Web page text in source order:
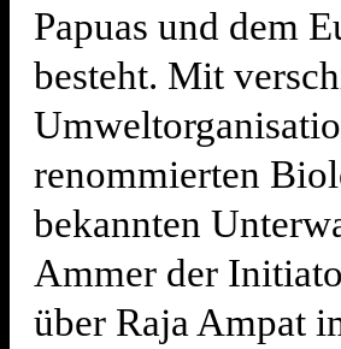
Papuas und dem
besteht. Mit
renommierten
bekannten
Ammer der
über Raja Ampat